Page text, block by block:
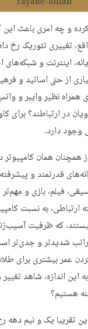
تغییری تئوریک رخ
اینترنت و شبکه‌های
از حتی اساتید و
همراه نظیر وایبر و
در ارتباطند؟ برای
وجود دارد.
همچنان همان
قدرتمند و
فیلم، بازی و
ارتباطی، به نسبت
که ظرفیت
شدیدتر و جدی‌تر
عمر بیشتری برای
این اندازه،‌ شاهد
هستیم؟
تقریبا یک و نیم دهه